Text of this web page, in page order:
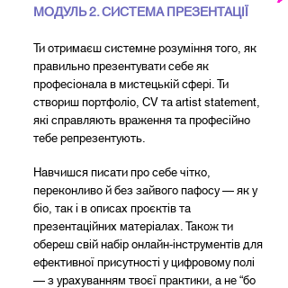
МОДУЛЬ 2. СИСТЕМА ПРЕЗЕНТАЦІЇ
Ти отримаєш системне розуміння того, як
правильно презентувати себе як
професіонала в мистецькій сфері. Ти
створиш портфоліо, CV та artist statement,
які справляють враження та професійно
тебе репрезентують.
Навчишся писати про себе чітко,
переконливо й без зайвого пафосу — як у
біо, так і в описах проєктів та
презентаційних матеріалах. Також ти
обереш свій набір онлайн-інструментів для
ефективної присутності у цифровому полі
— з урахуванням твоєї практики, а не “бо